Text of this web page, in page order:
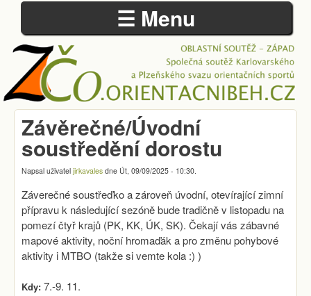
ZÁPADOČESKÁ
OBLAST
Závěrečné/Úvodní
soustředění dorostu
Napsal uživatel jirkavales dne Út, 09/09/2025 - 10:30.
Záverečné soustřeďko a zároveň úvodní, otevírající zimní
přípravu k následující sezóně bude tradičně v listopadu na
pomezí čtyř krajů (PK, KK, ÚK, SK). Čekají vás zábavné
mapové aktivity, noční hromaďák a pro změnu pohybové
aktivity i MTBO (takže si vemte kola :) )
Kdy: 7.-9. 11.
☰ Menu